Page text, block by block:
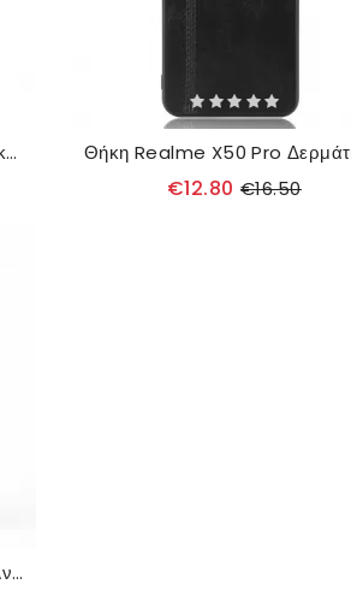
Θήκη Realme X50 Pro Μαγνητικός Δακτύλιος
€12.80 €16.50
θηκη κινητου Realme X50 Pro Ανθεκτικό Στον Δακτύλιο